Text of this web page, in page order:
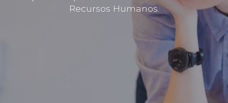
Recursos Humanos.